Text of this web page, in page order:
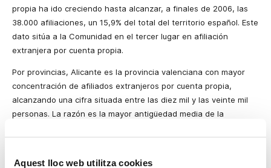
Aquest lloc web utilitza cookies
propia ha ido creciendo hasta alcanzar, a finales de 2006, las
38.000 afiliaciones, un 15,9% del total del territorio español. Este
dato sitúa a la Comunidad en el tercer lugar en afiliación
extranjera por cuenta propia.
Por provincias, Alicante es la provincia valenciana con mayor
concentración de afiliados extranjeros por cuenta propia,
alcanzando una cifra situada entre las diez mil y las veinte mil
personas. La razón es la mayor antigüedad media de la